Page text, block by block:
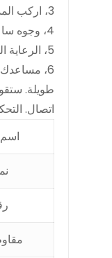
3، اركب المد واصنع دفقة. مقاومة للماء حتى عمق 50 متر، ترافقك حتى تحت الماء. عمر بطارية طويل جدًا يصل إلى 14 يومًا، لمحاربة البرية معك.
4، وجوه ساعة نابضة بالحياة وشاشات عرض تعمل دائمًا لتناسب ذوقك. اصنع وارتد نمط حياتك على معصمك.
5، الرعاية الشاملة لصحتك. معدل ضربات القلب على مدار 24 ساعة، ومستوى SpO2، وضغط الدم، ونوعية النوم. مراقبة الأداء والتدريب والتعافي.
طويلة.
اتصال.
اسم